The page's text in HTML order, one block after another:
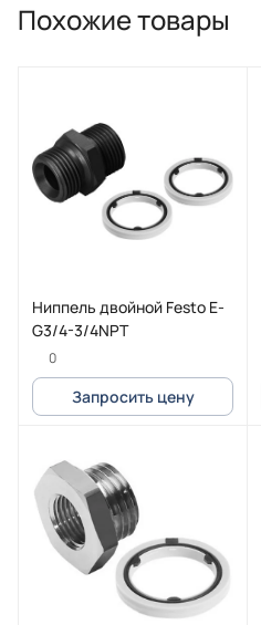
Похожие товары
Ниппель двойной Festo E-
G3/4-3/4NPT
0
Запросить цену